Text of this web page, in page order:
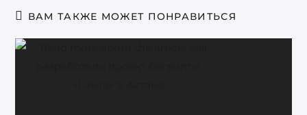
ВАМ ТАКЖЕ МОЖЕТ ПОНРАВИТЬСЯ